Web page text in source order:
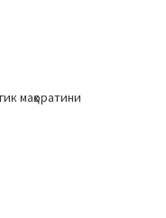
маҳоратини